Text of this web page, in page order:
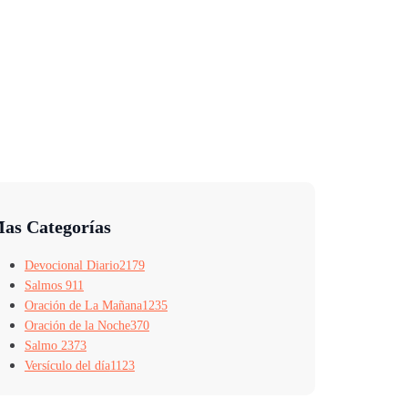
Categorías
Devocional Diario2179
Salmos 911
Oración de La Mañana1235
Oración de la Noche370
Salmo 2373
Versículo del día1123